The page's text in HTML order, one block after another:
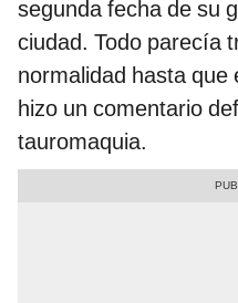
segunda fecha de su
ciudad. Todo parecía
normalidad hasta
hizo un comentario
tauromaquia.